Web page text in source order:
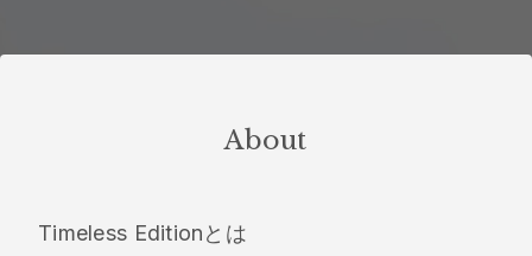
About
Timeless Editionとは